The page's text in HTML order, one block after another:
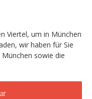
Viertel, um in München
wir haben für Sie
sowie die